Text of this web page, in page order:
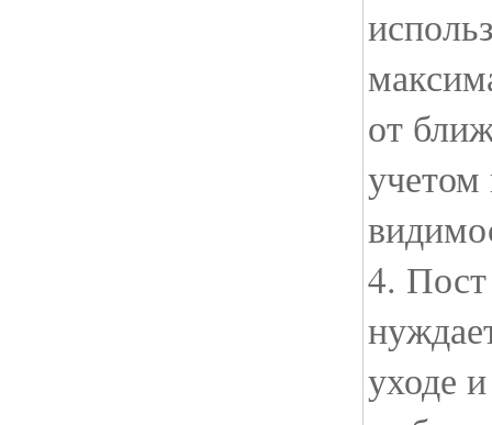
от
4. Пост
уходе